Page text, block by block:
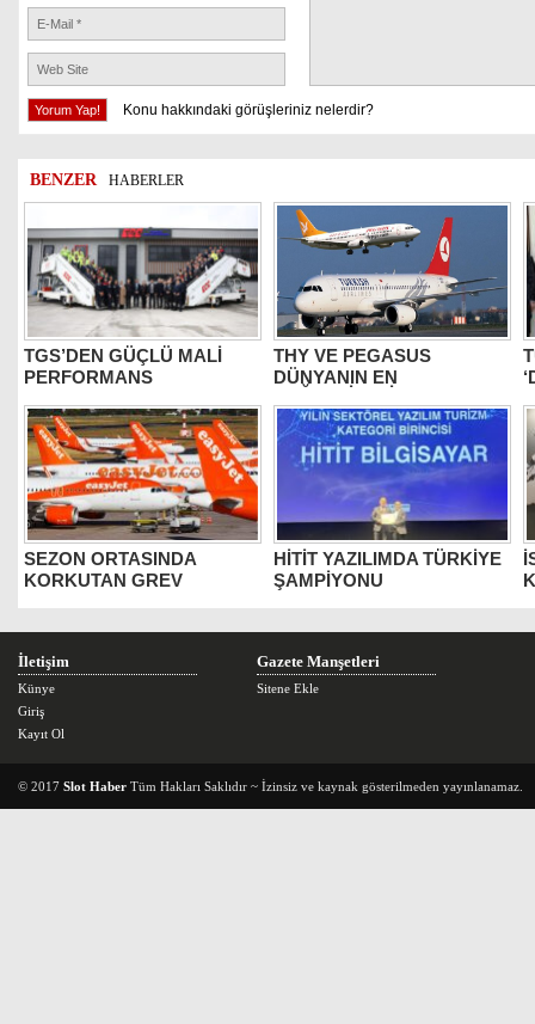
Konu hakkındaki görüşleriniz nelerdir?
BENZER HABERLER
TGS’DEN GÜÇLÜ MALİ
PERFORMANS
THY VE PEGASUS
DÜNYANIN EN
SEZON ORTASINDA
KORKUTAN GREV
HİTİT YAZILIMDA TÜRKİYE
ŞAMPİYONU
İletişim
Künye
Giriş
Kayıt Ol
Gazete Manşetleri
Sitene Ekle
© 2017 Slot Haber Tüm Hakları Saklıdır ~ İzinsiz ve kaynak gösterilmeden yayınlanamaz.